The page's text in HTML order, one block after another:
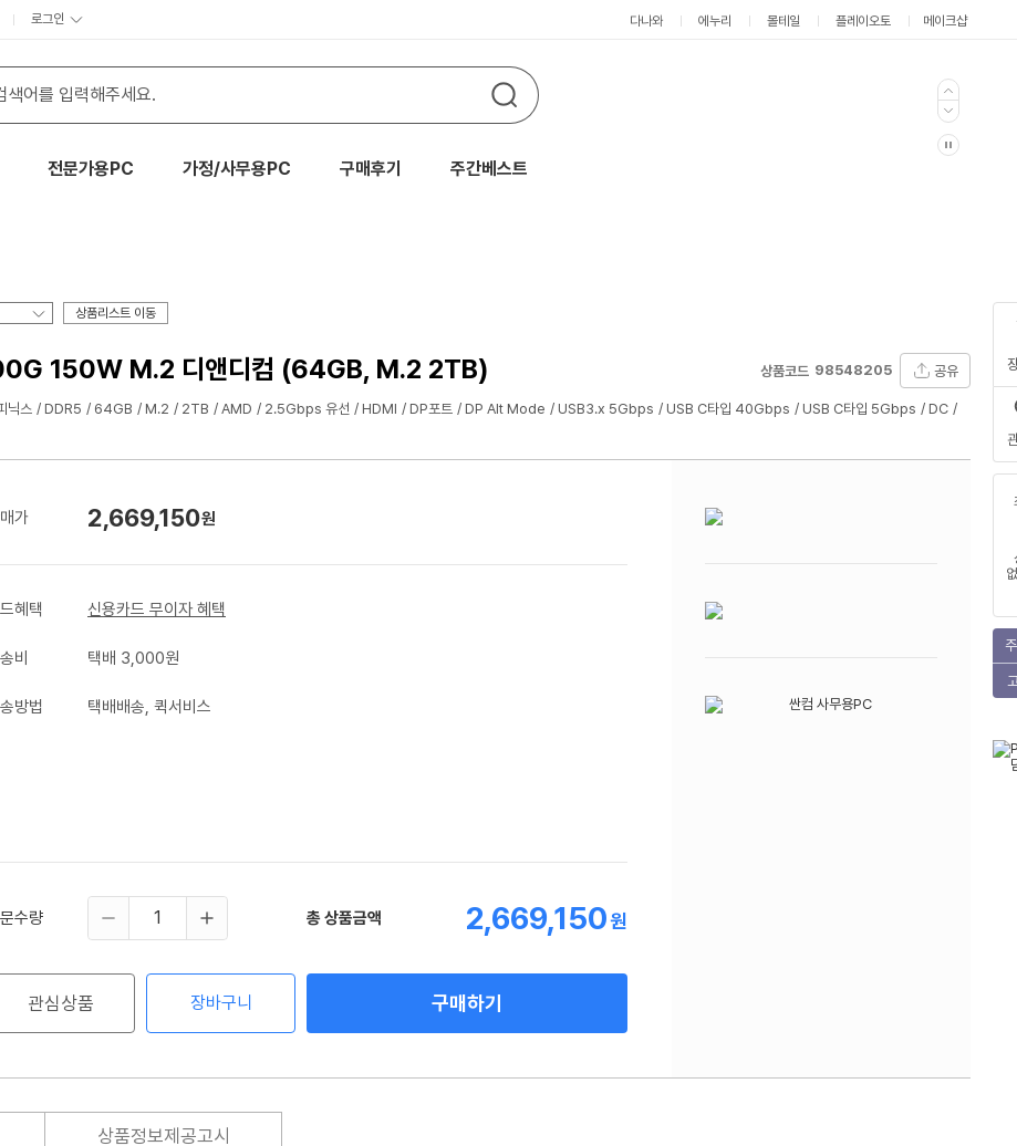
로그인 다나와 에누리 몰테일 플레이오토 메이크샵
전문가용PC 가정/사무용PC 구매후기 주간베스트
상품리스트 이동
150W M.2 디앤디컴 (64GB, M.2 2TB) 상품코드 98548205 공유
닉스 DDR5 64GB M.2 2TB AMD 2.5Gbps 유선 HDMI DP포트 DP Alt Mode USB3.x 5Gbps USB C타입 40Gbps USB C타입 5Gbps
DC
가 2,669,150원
혜택 신용카드 무이자 혜택
비 택배 3,000원
방법 택배배송, 퀵서비스
수량 총 상품금액 2,669,150원
관심상품 장바구니 구매하기
상품정보제공고시